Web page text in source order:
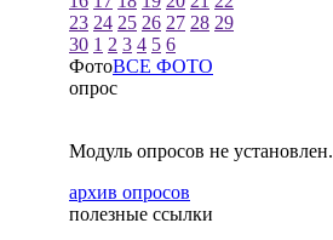
23 24 25 26 27 28 29
30 1 2 3 4 5 6
ФотоВСЕ ФОТО
опрос
Модуль опросов не установлен.
архив опросов
полезные ссылки